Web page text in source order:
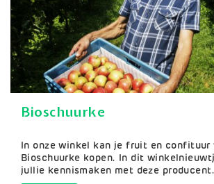
Bioschuurke
Samenvatting
In onze winkel kan je fruit en confituur
Bioschuurke kopen. In dit
jullie kennismaken met deze producent.